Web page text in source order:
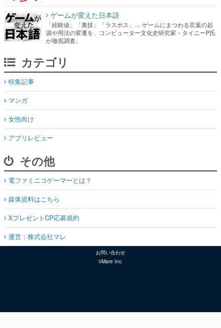
ゲームが変えた日本語
「経験値」「裏技」「ラスボス」… ゲームにまつわる言葉の起
源や用法の変遷を、コンピューター文化史研究家・タイニーP氏
が徹底調査。
カテゴリ
特集記事
マンガ
女性向け
アプリレビュー
その他
電ファミニコゲーマーとは？
媒体資料はこちら
XプレゼントCP応募規約
運営：株式会社マレ
お問い合わせ
©Mare Inc.